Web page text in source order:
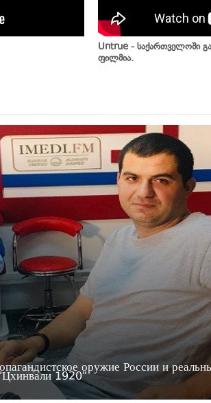
Untrue - საქართველოში
ფილმია.
оружие России и
1920"